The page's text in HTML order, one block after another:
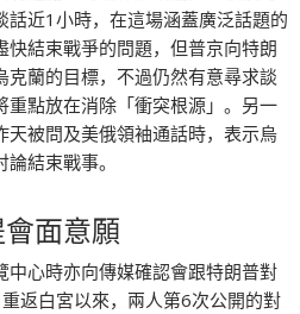
話近1小時，在這場涵蓋廣泛話題的
結束戰爭的問題，但普京向特朗
蘭的目標，不過仍然有意尋求談
重點放在消除「衝突根源」。另一
天被問及美俄領袖通話時，表示烏
結束戰事。
面意願
中心時亦向傳媒確認會跟特朗普對
返白宮以來，兩人第6次公開的對